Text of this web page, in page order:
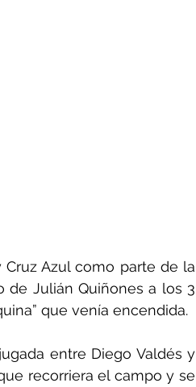
Cruz Azul como parte de la
de Julián Quiñones a los 3
que venía encendida.
entre Diego Valdés y
recorriera el campo y se